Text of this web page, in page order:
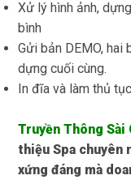
Xử lý hình ảnh,
bình
Gửi bản DEMO, hai
dựng cuối cùng.
In đĩa và làm thủ
Truyền Thông Sài
thiệu Spa chuyên
xứng đáng mà